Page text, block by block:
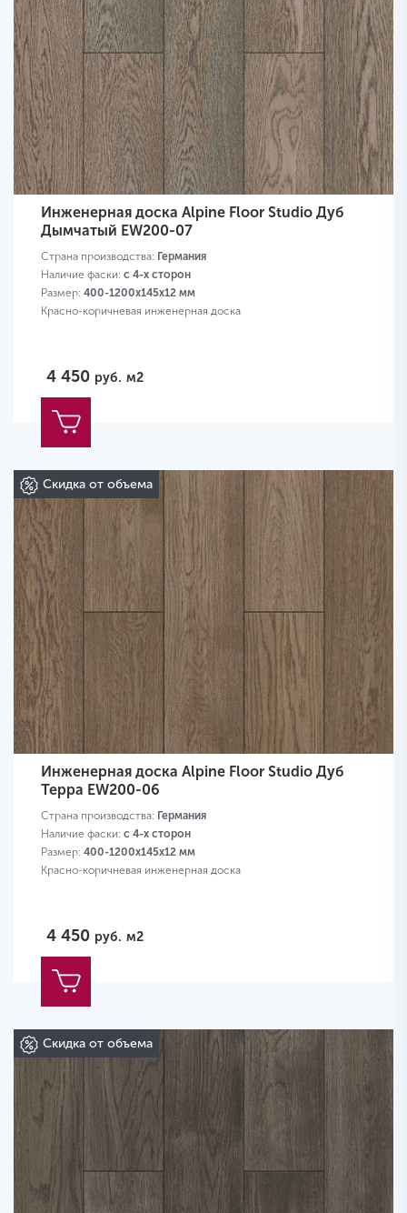
Инженерная доска Alpine Floor Studio Дуб
Дымчатый EW200-07
Страна производства: Германия
Наличие фаски: с 4-х сторон
Размер: 400-1200х145х12 мм
Красно-коричневая инженерная доска
4 450 руб. м2
Скидка от объема
Инженерная доска Alpine Floor Studio Дуб
Терра EW200-06
Страна производства: Германия
Наличие фаски: с 4-х сторон
Размер: 400-1200х145х12 мм
Красно-коричневая инженерная доска
4 450 руб. м2
Скидка от объема